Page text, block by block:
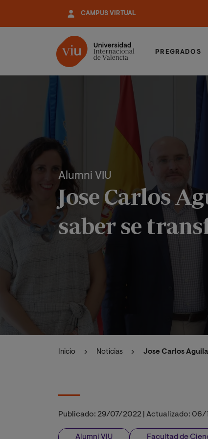
contenido
CAMPUS VIRTUAL
PREGRADOS
Alumni VIU
Jose Carlos
saber se
Inicio Noticias Jose Carlos
Publicado: 29/07/2022 Actualizado: 06/
Alumni VIU Facultad de